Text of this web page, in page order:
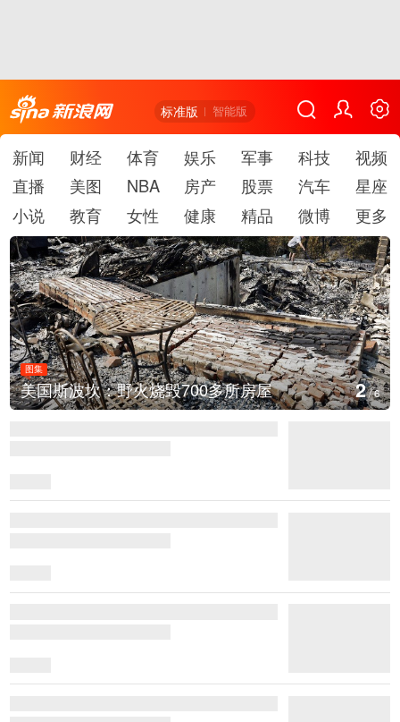
标准版 智能版
新闻 财经 体育 娱乐 军事 科技
视频
直播
美图 NBA 房产 股票 汽车
星座
小说
教育 女性 健康 精品 微博 更多
图集
叙利亚：大马士革发生爆炸 3/6